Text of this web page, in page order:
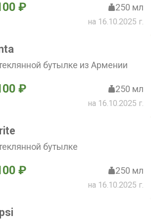
₽ 250 мл
на 16.10.2025 г.
бутылке из Армении
₽ 250 мл
на 16.10.2025 г.
бутылке
₽ 250 мл
на 16.10.2025 г.